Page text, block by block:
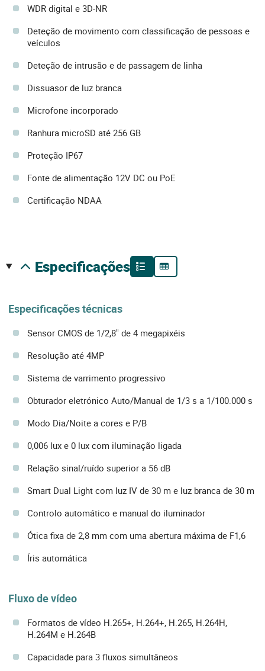
WDR digital e 3D-NR
Deteção de movimento com classificação de pessoas e
veículos
Deteção de intrusão e de passagem de linha
Dissuasor de luz branca
Microfone incorporado
Ranhura microSD até 256 GB
Proteção IP67
Fonte de alimentação 12V DC ou PoE
Certificação NDAA
especificações
Especificações técnicas
Sensor CMOS de 1/2,8" de 4 megapixéis
Resolução até 4MP
Sistema de varrimento progressivo
Obturador eletrónico Auto/Manual de 1/3 s a 1/100.000 s
Modo Dia/Noite a cores e P/B
0,006 lux e 0 lux com iluminação ligada
Relação sinal/ruído superior a 56 dB
Smart Dual Light com luz IV de 30 m e luz branca de 30 m
Controlo automático e manual do iluminador
Ótica fixa de 2,8 mm com uma abertura máxima de F1,6
Íris automática
Fluxo de vídeo
Formatos de vídeo H.265+, H.264+, H.265, H.264H,
H.264M e H.264B
Capacidade para 3 fluxos simultâneos